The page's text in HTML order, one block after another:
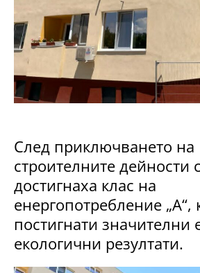
След приключването на
строителните дейности
достигнаха клас на
енергопотребление „А“,
постигнати значителни
екологични резултати.